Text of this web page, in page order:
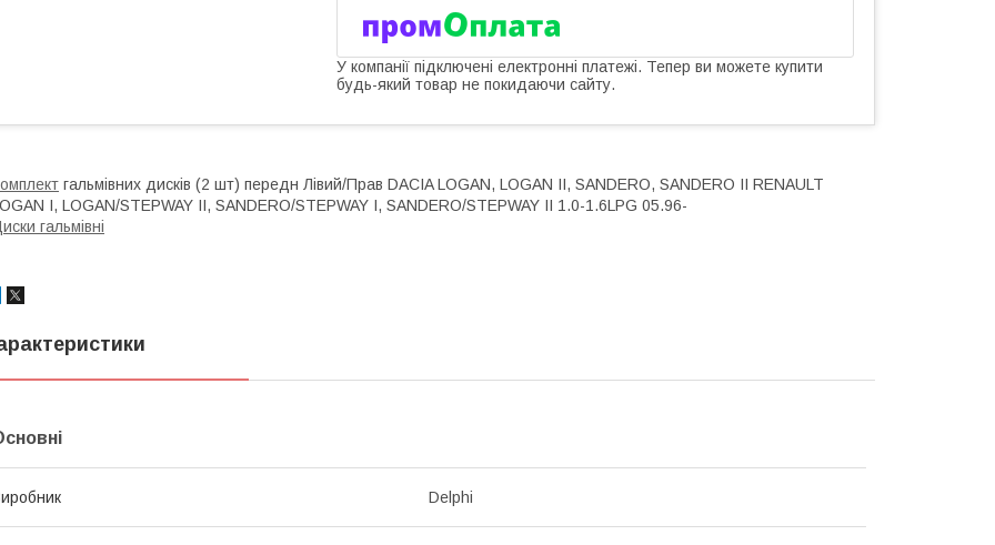
У компанії підключені електронні платежі. Тепер ви можете купити
будь-який товар не покидаючи сайту.
гальмівних дисків (2 шт) передн Лівий/Прав DACIA LOGAN, LOGAN II, SANDERO, SANDERO II RENAULT
I, LOGAN/STEPWAY II, SANDERO/STEPWAY I, SANDERO/STEPWAY II 1.0-1.6LPG 05.96-
гальмівні
Delphi